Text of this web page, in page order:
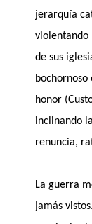
jerarquía
violentando
de sus
honor
inclinando
renuncia,
La guerra
jamás